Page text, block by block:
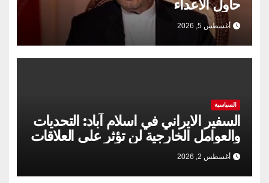
حاول الاعداء
أغسطس 5, 2026
السياسية
السفير الايراني في اسلام آباد: التحديات
والعوامل الخارجية لن تؤثر على العلاقات
الإيرانية الباكستانية
أغسطس 2, 2026